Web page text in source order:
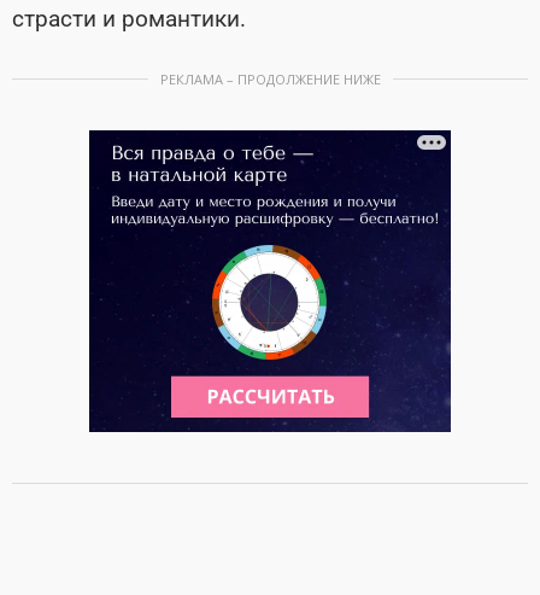
страсти и романтики.
РЕКЛАМА – ПРОДОЛЖЕНИЕ НИЖЕ